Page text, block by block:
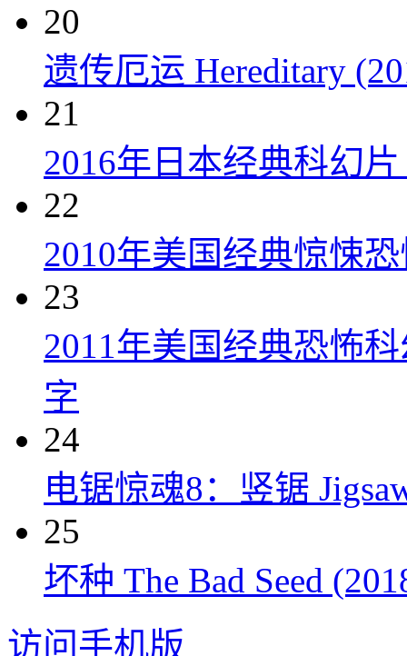
20
遗传厄运 Hereditary
21
2016年日本经典科幻
22
2010年美国经典惊悚
23
2011年美国经典恐怖
字
24
电锯惊魂8：竖锯
25
坏种 The Bad Seed
访问手机版